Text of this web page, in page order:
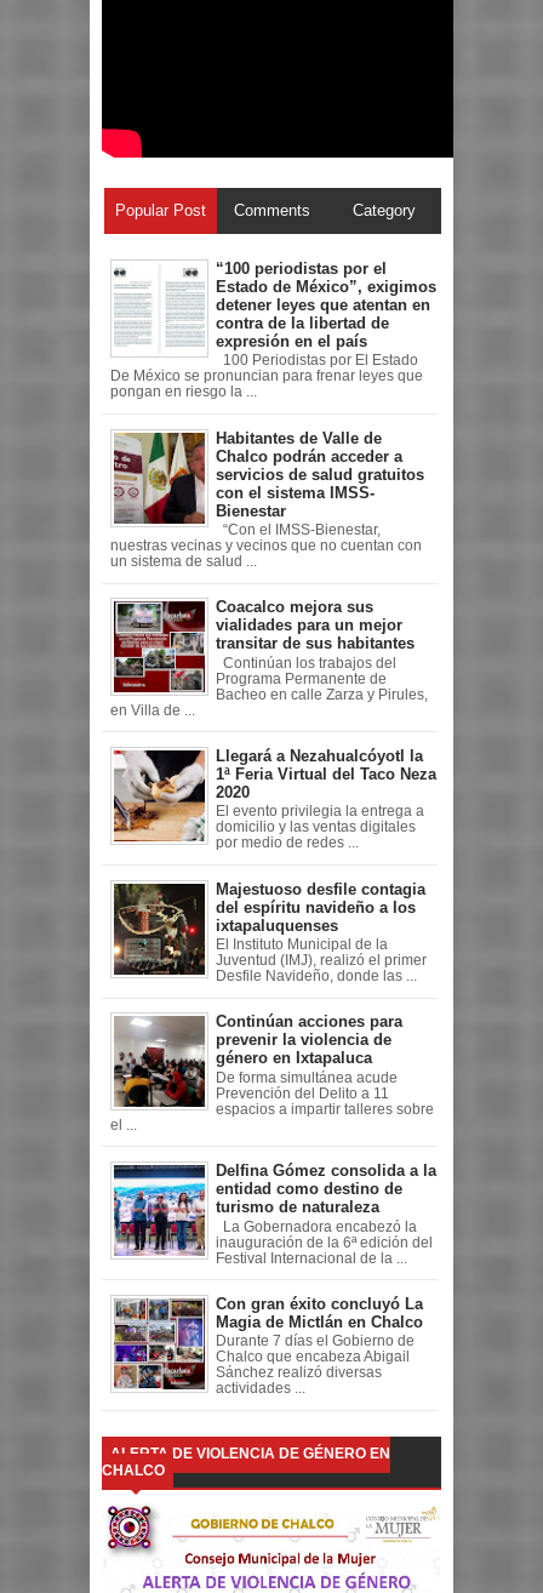
Popular Post Comments Category
“100 periodistas por el
Estado de México”, exigimos
detener leyes que atentan en
contra de la libertad de
expresión en el país
100 Periodistas por El Estado
De México se pronuncian para frenar leyes que
pongan en riesgo la ...
Habitantes de Valle de
Chalco podrán acceder a
servicios de salud gratuitos
con el sistema IMSS-
Bienestar
“Con el IMSS-Bienestar,
nuestras vecinas y vecinos que no cuentan con
un sistema de salud ...
Coacalco mejora sus
vialidades para un mejor
transitar de sus habitantes
Continúan los trabajos del
Programa Permanente de
Bacheo en calle Zarza y Pirules,
en Villa de ...
Llegará a Nezahualcóyotl la
1ª Feria Virtual del Taco Neza
2020
El evento privilegia la entrega a
domicilio y las ventas digitales
por medio de redes ...
Majestuoso desfile contagia
del espíritu navideño a los
ixtapaluquenses
El Instituto Municipal de la
Juventud (IMJ), realizó el primer
Desfile Navideño, donde las ...
Continúan acciones para
prevenir la violencia de
género en Ixtapaluca
De forma simultánea acude
Prevención del Delito a 11
espacios a impartir talleres sobre
el ...
Delfina Gómez consolida a la
entidad como destino de
turismo de naturaleza
La Gobernadora encabezó la
inauguración de la 6ª edición del
Festival Internacional de la ...
Con gran éxito concluyó La
Magia de Mictlán en Chalco
Durante 7 días el Gobierno de
Chalco que encabeza Abigail
Sánchez realizó diversas
actividades ...
ALERTA DE VIOLENCIA DE GÉNERO EN
CHALCO